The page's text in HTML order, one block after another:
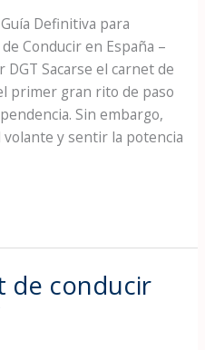
Definitiva para
Conducir en España –
Sacarse el carnet de
primer gran rito de paso
Sin embargo,
y sentir la potencia
de conducir